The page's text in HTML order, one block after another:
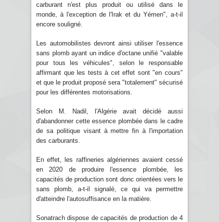
carburant n'est plus produit ou utilisé dans le
monde, à l'exception de l'Irak et du Yémen", a-t-il
encore souligné.
Les automobilistes devront ainsi utiliser l'essence
sans plomb ayant un indice d'octane unifié "valable
pour tous les véhicules", selon le responsable
affirmant que les tests à cet effet sont "en cours"
et que le produit proposé sera "totalement" sécurisé
pour les différentes motorisations.
Selon M. Nadil, l'Algérie avait décidé aussi
d'abandonner cette essence plombée dans le cadre
de sa politique visant à mettre fin à l'importation
des carburants.
En effet, les raffineries algériennes avaient cessé
en 2020 de produire l'essence plombée, les
capacités de production sont donc orientées vers le
sans plomb, a-t-il signalé, ce qui va permettre
d'atteindre l'autosuffisance en la matière.
Sonatrach dispose de capacités de production de 4